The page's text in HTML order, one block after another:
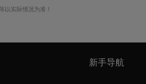
以实际情况为准！
新手导航